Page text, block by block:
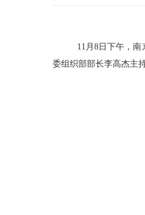
11月8日下午，南
委组织部部长李高杰主持